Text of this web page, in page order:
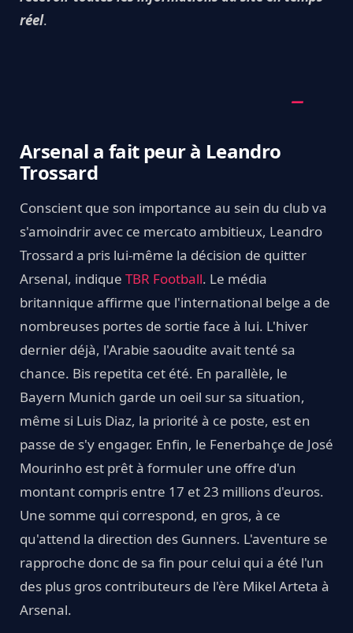
réel.
Arsenal a fait peur à Leandro
Trossard
Conscient que son importance au sein du club va
s'amoindrir avec ce mercato ambitieux, Leandro
Trossard a pris lui-même la décision de quitter
Arsenal, indique TBR Football. Le média
britannique affirme que l'international belge a de
nombreuses portes de sortie face à lui. L'hiver
dernier déjà, l'Arabie saoudite avait tenté sa
chance. Bis repetita cet été. En parallèle, le
Bayern Munich garde un oeil sur sa situation,
même si Luis Diaz, la priorité à ce poste, est en
passe de s'y engager. Enfin, le Fenerbahçe de José
Mourinho est prêt à formuler une offre d'un
montant compris entre 17 et 23 millions d'euros.
Une somme qui correspond, en gros, à ce
qu'attend la direction des Gunners. L'aventure se
rapproche donc de sa fin pour celui qui a été l'un
des plus gros contributeurs de l'ère Mikel Arteta à
Arsenal.